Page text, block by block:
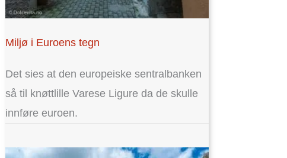
Miljø i Euroens tegn
Det sies at den europeiske sentralbanken
så til knøttlille Varese Ligure da de skulle
innføre euroen.